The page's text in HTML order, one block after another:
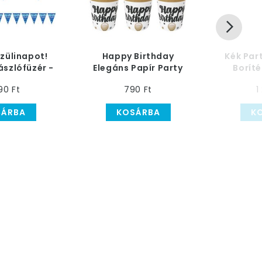
-
Ft
Happy Birthday
Elegáns Papír Party
790 Ft
KOSÁRBA
Kék